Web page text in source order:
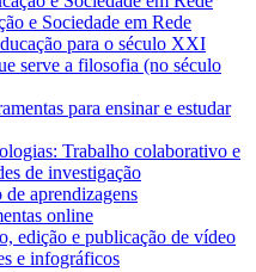
e Sociedade em Rede
para o século XXI
serve a filosofia (no século
para ensinar e estudar
Trabalho colaborativo e
de investigação
de aprendizagens
online
edição e publicação de vídeo
e infográficos